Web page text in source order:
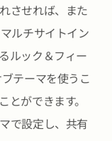
させれば、また
ルチサイトイン
ルック＆フィー
テーマを使うこ
ができます。
で設定し、共有